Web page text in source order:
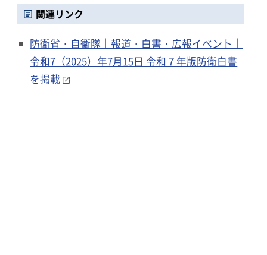
関連リンク
防衛省・自衛隊｜報道・白書・広報イベント｜
令和7（2025）年7月15日 令和７年版防衛白書
を掲載